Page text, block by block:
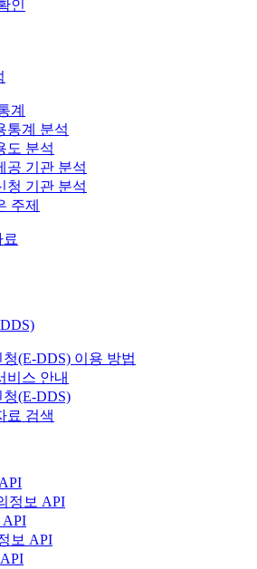
인
계
통계 분석
도 분석
공 기관 분석
청 기관 분석
주제
(E-DDS) 이용 방법
비스 안내
(E-DDS)
료 검색
정보 API
보 API